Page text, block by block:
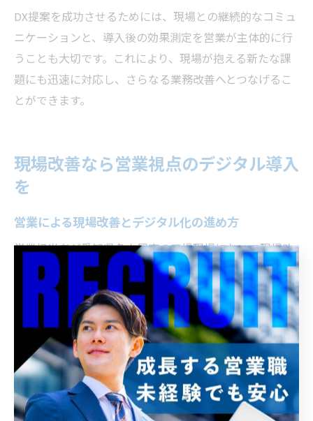
DX提案を成功させるためには、現場との継続的なコミュ
ニケーションと、導入後の効果測定を営業が主体的に行
うことも大切です。これにより、現場が抱える新たな課
題にも迅速に対応し、さらなる業務改善へとつなげるこ
とができます。
現場改善なら営業視点のデジタル導入
を
営業による現場改善とデジタル化の進め方
営業担当者が愛知県名古屋市の工場現場において現場改
善やDX（デジタルトランスフォーメーション）を提案す
る際、まず重要なのは現場の課題を正確に把握すること
です。現場の作業フローや既存の設備状況をヒアリング
し、非効率な手作業や属人化している業務を洗い出すこ
とが出発点となります。
その上で、OA機器やITセキュリティ機器を活用したデジ
タル化の具体的な進め方を提案することが求められま